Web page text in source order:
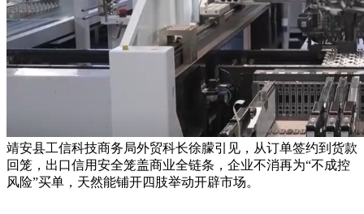
靖安县工信科技商务局外贸科长徐朦引见，从订单签约到货款
回笼，出口信用安全笼盖商业全链条，企业不消再为“不成控
风险”买单，天然能铺开四肢举动开辟市场。